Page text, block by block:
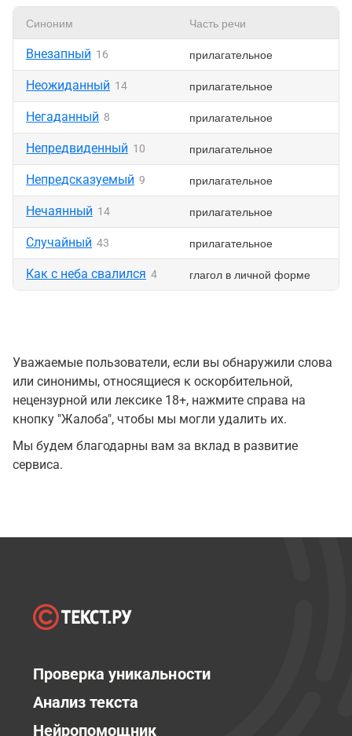
Синоним Часть речи
Внезапный 16 прилагательное
Неожиданный 14 прилагательное
Негаданный 8 прилагательное
Непредвиденный 10 прилагательное
Непредсказуемый 9 прилагательное
Нечаянный 14 прилагательное
Случайный 43 прилагательное
Как с неба свалился 4 глагол в личной форме
Уважаемые пользователи, если вы обнаружили слова
или синонимы, относящиеся к оскорбительной,
нецензурной или лексике 18+, нажмите справа на
кнопку "Жалоба", чтобы мы могли удалить их.
Мы будем благодарны вам за вклад в развитие
сервиса.
Проверка уникальности
Анализ текста
Нейропомощник